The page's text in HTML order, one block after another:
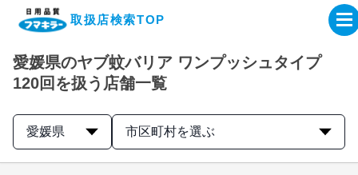
取扱店検索TOP
企業・IR情報サイト
製品情報サイト
愛媛県のヤブ蚊バリア ワンプッシュタイプ
120回を扱う店舗一覧
愛媛県 市区町村を選ぶ